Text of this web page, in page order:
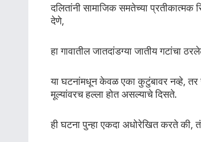
दलितांनी सामाजिक समतेच्या प्रतीकात्मक
देणे,
हा गावातील जातदांडग्या जातीय गटांचा
या घटनांमधून केवळ एका कुटुंबावर नव्हे, तर
मूल्यांवरच हल्ला होत असल्याचे दिसते.
ही घटना पुन्हा एकदा अधोरेखित करते की,